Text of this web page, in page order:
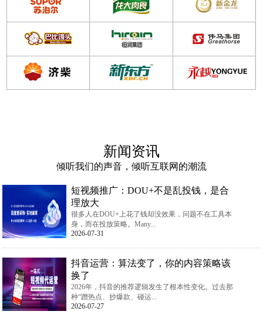
新闻资讯
倾听我们的声音，倾听互联网的潮流
短视频推广：DOU+不是乱投钱，是合
理放大
很多人在DOU+上花了钱却没效果，问题不在工具本
身，而在投放策略。Many...
2026-07-31
抖音运营：算法变了，你的内容策略该
换了
2026年，抖音的推荐逻辑发生了根本性变化。过去那
种“蹭热点、抄爆款、碰运...
2026-07-27